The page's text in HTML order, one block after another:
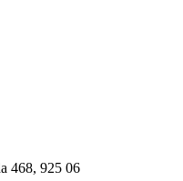
468, 925 06